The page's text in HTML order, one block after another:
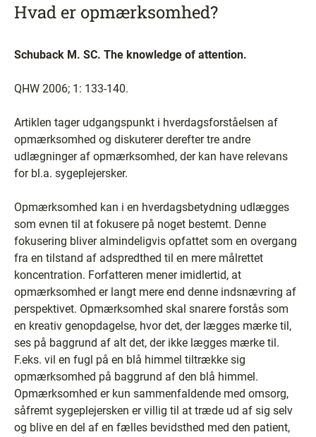
Hvad er opmærksomhed?
Schuback M. SC. The knowledge of attention.
QHW 2006; 1: 133-140.
Artiklen tager udgangspunkt i hverdagsforståelsen af
opmærksomhed og diskuterer derefter tre andre
udlægninger af opmærksomhed, der kan have relevans
for bl.a. sygeplejersker.
Opmærksomhed kan i en hverdagsbetydning udlægges
som evnen til at fokusere på noget bestemt. Denne
fokusering bliver almindeligvis opfattet som en overgang
fra en tilstand af adspredthed til en mere målrettet
koncentration. Forfatteren mener imidlertid, at
opmærksomhed er langt mere end denne indsnævring af
perspektivet. Opmærksomhed skal snarere forstås som
en kreativ genopdagelse, hvor det, der lægges mærke til,
ses på baggrund af alt det, der ikke lægges mærke til.
F.eks. vil en fugl på en blå himmel tiltrække sig
opmærksomhed på baggrund af den blå himmel.
Opmærksomhed er kun sammenfaldende med omsorg,
såfremt sygeplejersken er villig til at træde ud af sig selv
og blive en del af en fælles bevidsthed med den patient,